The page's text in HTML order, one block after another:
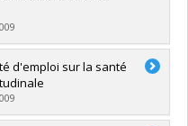
d'emploi sur la santé